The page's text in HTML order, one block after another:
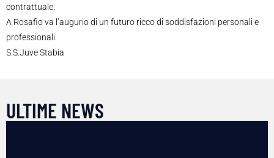
contrattuale.
A Rosafio va l’augurio di un futuro ricco di soddisfazioni personali e
professionali.
S.S.Juve Stabia
ULTIME NEWS